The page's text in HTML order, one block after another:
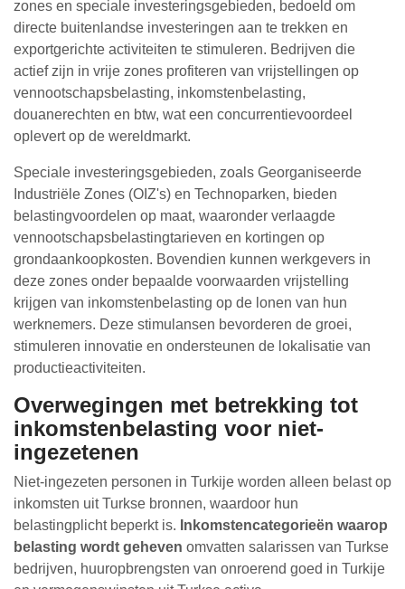
zones en speciale investeringsgebieden, bedoeld om
directe buitenlandse investeringen aan te trekken en
exportgerichte activiteiten te stimuleren. Bedrijven die
actief zijn in vrije zones profiteren van vrijstellingen op
vennootschapsbelasting, inkomstenbelasting,
douanerechten en btw, wat een concurrentievoordeel
oplevert op de wereldmarkt.
Speciale investeringsgebieden, zoals Georganiseerde
Industriële Zones (OIZ's) en Technoparken, bieden
belastingvoordelen op maat, waaronder verlaagde
vennootschapsbelastingtarieven en kortingen op
grondaankoopkosten. Bovendien kunnen werkgevers in
deze zones onder bepaalde voorwaarden vrijstelling
krijgen van inkomstenbelasting op de lonen van hun
werknemers. Deze stimulansen bevorderen de groei,
stimuleren innovatie en ondersteunen de lokalisatie van
productieactiviteiten.
Overwegingen met betrekking tot
inkomstenbelasting voor niet-
ingezetenen
Niet-ingezeten personen in Turkije worden alleen belast op
inkomsten uit Turkse bronnen, waardoor hun
belastingplicht beperkt is. Inkomstencategorieën waarop
belasting wordt geheven omvatten salarissen van Turkse
bedrijven, huuropbrengsten van onroerend goed in Turkije